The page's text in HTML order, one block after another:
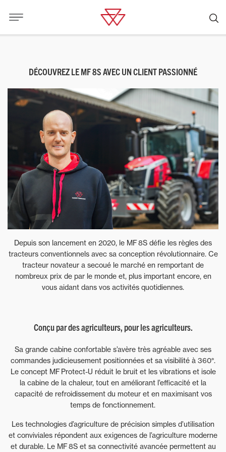
DÉCOUVREZ LE MF 8S AVEC UN CLIENT PASSIONNÉ
Depuis son lancement en 2020, le MF 8S défie les règles des
tracteurs conventionnels avec sa conception révolutionnaire. Ce
tracteur novateur a secoué le marché en remportant de
nombreux prix de par le monde et, plus important encore, en
vous aidant dans vos activités quotidiennes.
Conçu par des agriculteurs, pour les agriculteurs.
Sa grande cabine confortable s’avère très agréable avec ses
commandes judicieusement positionnées et sa visibilité à 360°.
Le concept MF Protect-U réduit le bruit et les vibrations et isole
la cabine de la chaleur, tout en améliorant l’efficacité et la
capacité de refroidissement du moteur et en maximisant vos
temps de fonctionnement.
Les technologies d’agriculture de précision simples d’utilisation
et conviviales répondent aux exigences de l’agriculture moderne
et durable. Le MF 8S et sa connectivité avancée permettent au